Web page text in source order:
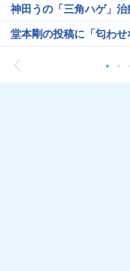
神田うの「三角ハゲ」治
堂本剛の投稿に「匂わせ